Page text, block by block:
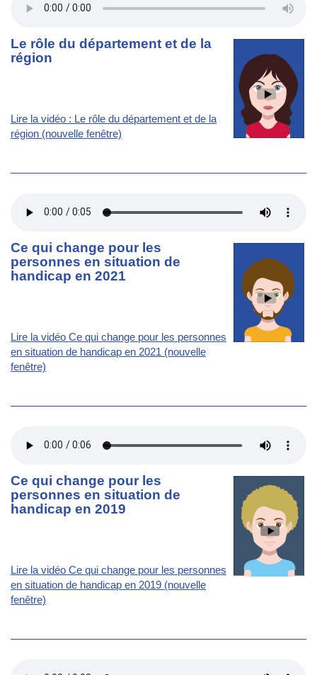
Le rôle du département et de la
région
Lire la vidéo : Le rôle du département et de la
région (nouvelle fenêtre)
Ce qui change pour les
personnes en situation de
handicap en 2021
Lire la vidéo Ce qui change pour les personnes
en situation de handicap en 2021 (nouvelle
fenêtre)
Ce qui change pour les
personnes en situation de
handicap en 2019
Lire la vidéo Ce qui change pour les personnes
en situation de handicap en 2019 (nouvelle
fenêtre)